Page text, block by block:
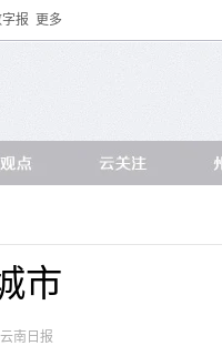
报 更多
市
云南日报